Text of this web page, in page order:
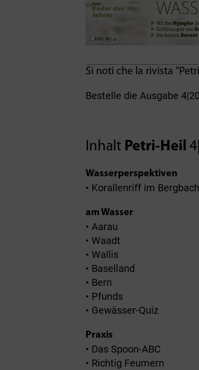
Si noti che la rivista
Bestelle die Ausgabe
Inhalt Petri-Heil
Wasserperspektiven
• Korallenriff im
am Wasser
• Aarau
• Waadt
• Wallis
• Baselland
• Bern
• Pfunds
• Gewässer-Quiz
Praxis
• Das Spoon-ABC
• Richtig Feumern